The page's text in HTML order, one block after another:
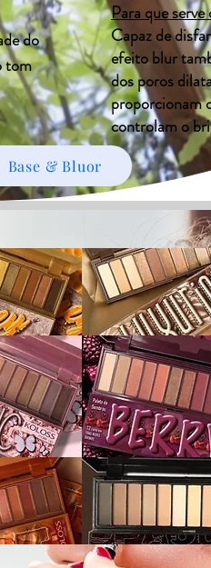
do
tom
Para que
Capaz de
efeito blur
dos poros
proporcionam
controlam o
Base & Bluor